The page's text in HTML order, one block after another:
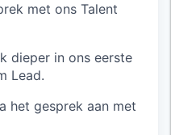
met ons Talent
dieper in ons eerste
Lead.
het gesprek aan met